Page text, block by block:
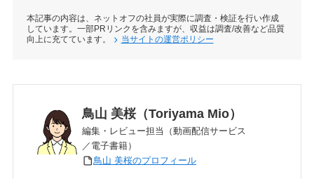
本記事の内容は、ネットオフの社員が実際に調査・検証を行い作成
しています。一部PRリンクを含みますが、収益は調査/改善など品質
向上に充てています。
当サイトの運営ポリシー
鳥山 美桜（Toriyama Mio）
編集・レビュー担当（動画配信サービス
／電子書籍）
鳥山 美桜のプロフィール